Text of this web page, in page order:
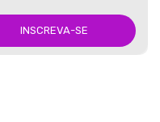
INSCREVA-SE